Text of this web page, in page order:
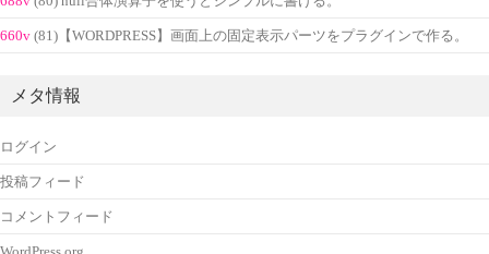
660v (81)【WORDPRESS】画面上の固定表示パーツをプラグインで作る。
メタ情報
ログイン
投稿フィード
コメントフィード